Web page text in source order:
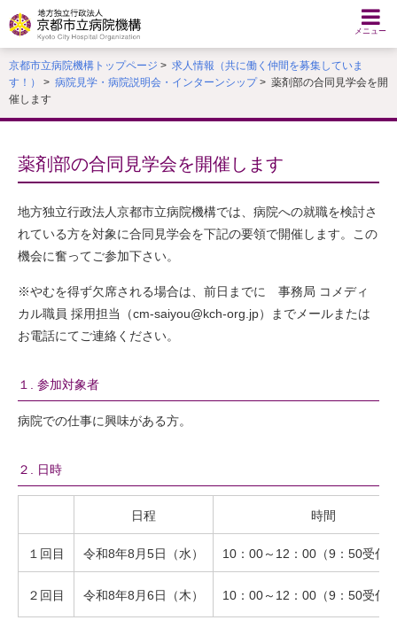
文
へ
移
す
る
メニュー
京都市立病院機構トップページ > 求人情報（共に働く仲間を募集していま
す！）
> 病院見学・病院説明会・インターンシップ> 薬剤部の合同見学会を開
催します
薬剤部の合同見学会を開催します
地方独立行政法人京都市立病院機構では、病院への就職を検討さ
れている方を対象に合同見学会を下記の要領で開催します。この
機会に奮ってご参加下さい。
※やむを得ず欠席される場合は、前日までに 事務局 コメディ
カル職員 採用担当（cm-saiyou@kch-org.jp）までメールまたは
お電話にてご連絡ください。
１. 参加対象者
病院での仕事に興味がある方。
２. 日時
日程 時間
１回目 令和8年8月5日（水） 10：00～12：00（9：50受付
２回目 令和8年8月6日（木） 10：00～12：00（9：50受付